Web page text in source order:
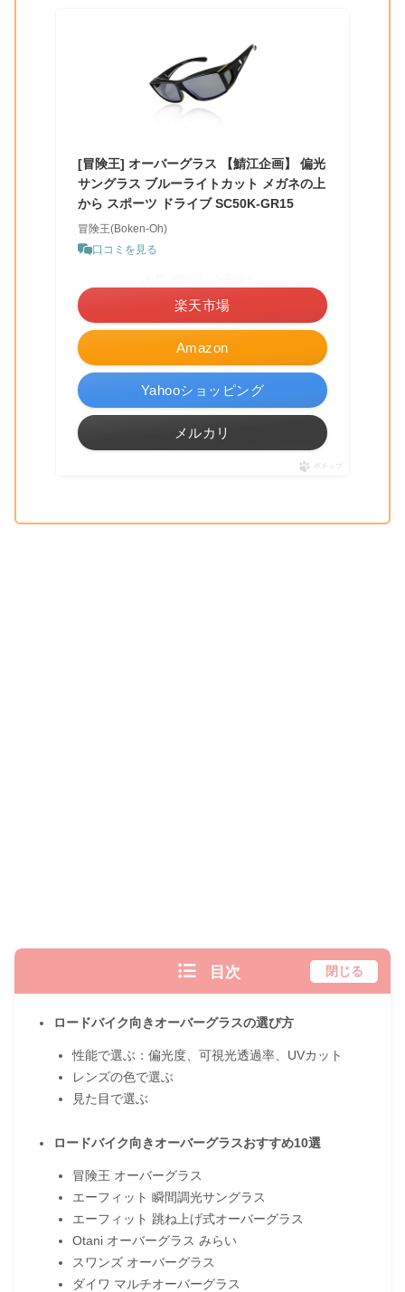
[冒険王] オーバーグラス 【鯖江企画】 偏光
サングラス ブルーライトカット メガネの上
から スポーツ ドライブ SC50K-GR15
冒険王(Boken-Oh)
口コミを見る
Amazon
楽天市場
Yahooショッピング
メルカリ
ポチップ
目次 閉じる
ロードバイク向きオーバーグラスの選び方
性能で選ぶ：偏光度、可視光透過率、UVカット
レンズの色で選ぶ
見た目で選ぶ
ロードバイク向きオーバーグラスおすすめ10選
冒険王 オーバーグラス
エーフィット 瞬間調光サングラス
エーフィット 跳ね上げ式オーバーグラス
Otani オーバーグラス みらい
スワンズ オーバーグラス
ダイワ マルチオーバーグラス